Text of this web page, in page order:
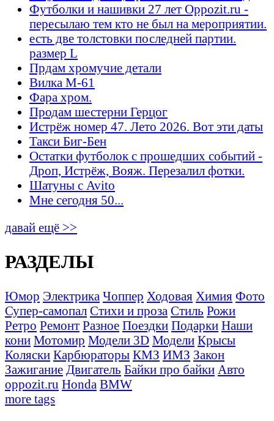
Футболки и нашивки 27 лет Oppozit.ru -
пересылаю тем кто не был на мероприятии.
есть две толстовки последней партии.
размер L
Прдам хромучие детали
Вилка М-61
Фара хром.
Продам шестерни Герцог
Истрёж номер 47. Лето 2026. Вот эти даты
Такси Биг-Бен
Остатки футболок с прошедших событий -
Дроп, Истрёж, Вояж. Перезалил фотки.
Шатуны с Avito
Мне сегодня 50...
давай ещё >>
РАЗДЕЛЫ
Юмор Электрика Чоппер Ходовая Химия Фото
Супер-самопал Стихи и проза Стиль Рожи
Ретро Ремонт Разное Поездки Подарки Наши
кони Мотомир Модели 3D Модели Крысы
Коляски Карбюраторы КМЗ ИМЗ Закон
Зажигание Двигатель Байки про байки Авто
oppozit.ru Honda BMW
more tags